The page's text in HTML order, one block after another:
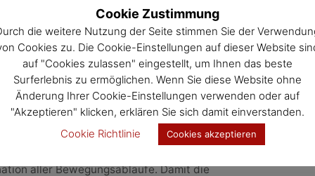
kann über die Haut der gesamte Körper
werden. Die 5 TeilnehmerInnen lernten
das tägliche Massieren von der kleinen Zehe
und Tricks für die Genesung und Heilung wie
gezeigt. Die Schwerpunkte der 5 Einheiten
(Fuß, Hand, Ohren), die Kinesiologie
und Düfte, Musik und Töne und das richtige
fördern die nonverbale
die Eltern-Kind-Bindung. Die Babys fühlen sich
aller Bewegungsabläufe. Damit die
Cookie Zustimmung
die weitere Nutzung der Seite stimmen Sie der
Cookies zu. Die Cookie-Einstellungen auf dieser Website
auf "Cookies zulassen" eingestellt, um Ihnen das beste
Surferlebnis zu ermöglichen. Wenn Sie diese Website ohne
Änderung Ihrer Cookie-Einstellungen verwenden oder auf
"Akzeptieren" klicken, erklären Sie sich damit einverstanden.
Cookie Richtlinie
Cookies akzeptieren